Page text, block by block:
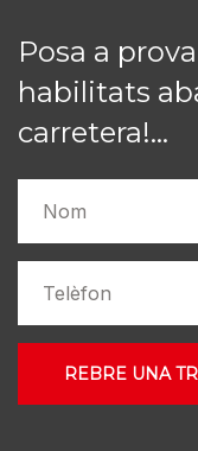
Posa a
habilitats
carretera!...
REBRE UNA